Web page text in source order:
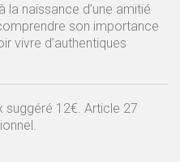
naissance d’une amitié
son importance
vivre d’authentiques
suggéré 12€. Article 27